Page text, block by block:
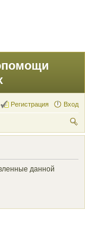
Вход
Регистрация
ои
данной